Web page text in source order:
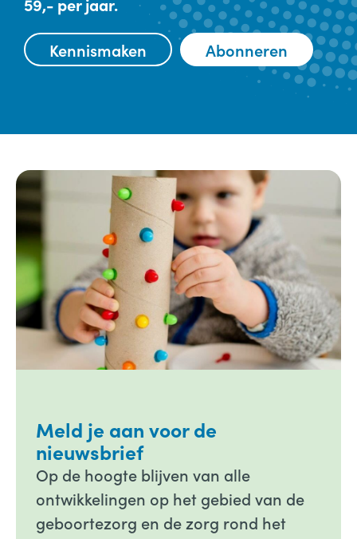
Kennismaken Abonneren
Meld je aan voor de
nieuwsbrief
Op de hoogte blijven van alle
ontwikkelingen op het gebied van de
geboortezorg en de zorg rond het